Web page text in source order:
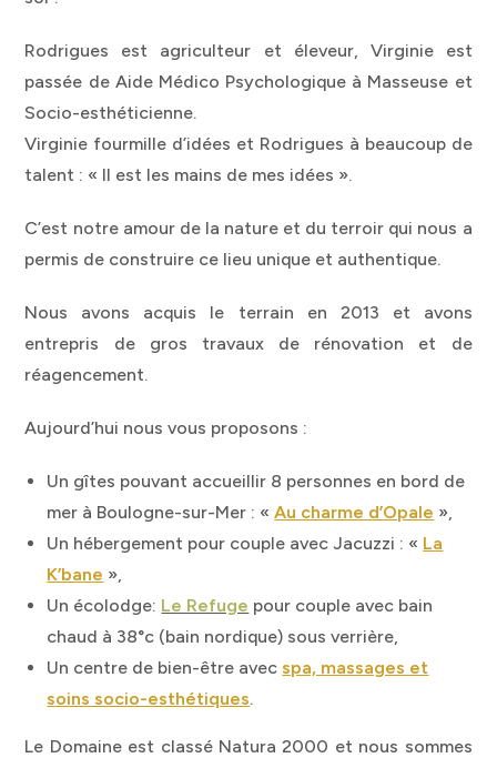
Rodrigues est agriculteur et éleveur, Virginie est
passée de Aide Médico Psychologique à Masseuse et
Socio-esthéticienne.
Virginie fourmille d’idées et Rodrigues à beaucoup de
talent : « Il est les mains de mes idées ».
C’est notre amour de la nature et du terroir qui nous a
permis de construire ce lieu unique et authentique.
Nous avons acquis le terrain en 2013 et avons
entrepris de gros travaux de rénovation et de
réagencement.
Aujourd’hui nous vous proposons :
Un gîtes pouvant accueillir 8 personnes en bord de
mer à Boulogne-sur-Mer : «Au charme d’Opale »,
Un hébergement pour couple avec Jacuzzi : « La
K’bane »,
Un écolodge: Le Refuge pour couple avec bain
chaud à 38°c (bain nordique) sous verrière,
Un centre de bien-être avecspa, massages et
soins socio-esthétiques.
Le Domaine est classé Natura 2000 et nous sommes